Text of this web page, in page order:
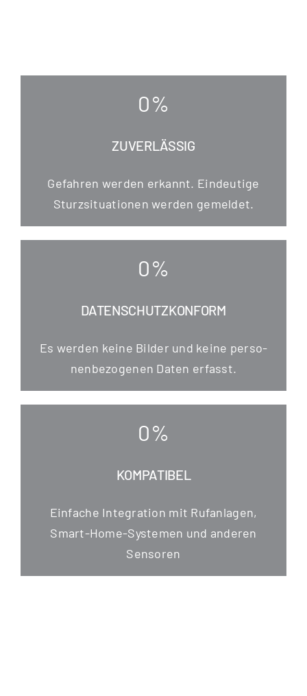
0%
ZUVERLÄSSIG
Gefah­ren wer­den erkannt. Ein­deu­ti­ge
Sturz­si­tua­tio­nen wer­den gemeldet.
0%
DATENSCHUTZKONFORM
Es wer­den kei­ne Bil­der und kei­ne per­so­
nen­be­zo­ge­nen Daten erfasst.
0%
KOMPATIBEL
Ein­fa­che Inte­gra­ti­on mit Ruf­an­la­gen,
Smart-Home-Sys­te­men und ande­ren
Sensoren